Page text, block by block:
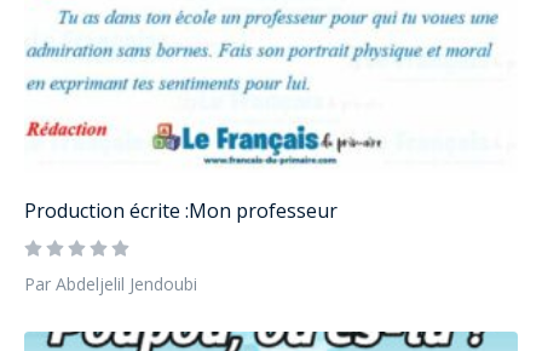
Production écrite :Mon professeur
Par Abdeljelil Jendoubi